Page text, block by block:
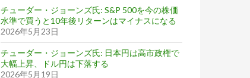
チューダー・ジョーンズ氏: S&P 500を今の株価
水準で買うと10年後リターンはマイナスになる
2026年5月23日
チューダー・ジョーンズ氏: 日本円は高市政権で
大幅上昇、ドル円は下落する
2026年5月19日